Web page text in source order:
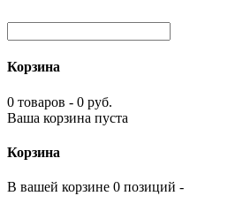
Корзина
0 товаров - 0 руб.
Ваша корзина пуста
Корзина
В вашей корзине 0 позиций -